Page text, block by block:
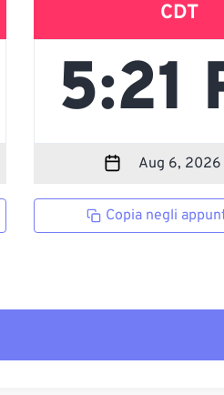
CDT
Copia negli